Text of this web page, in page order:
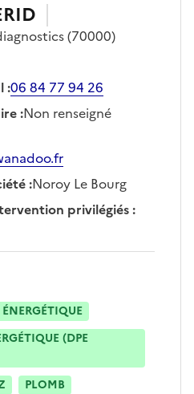
(70000)
:06 84 77 94 26
:Non renseigné
:Noroy Le Bourg
privilégiés:
(DPE
PLOMB